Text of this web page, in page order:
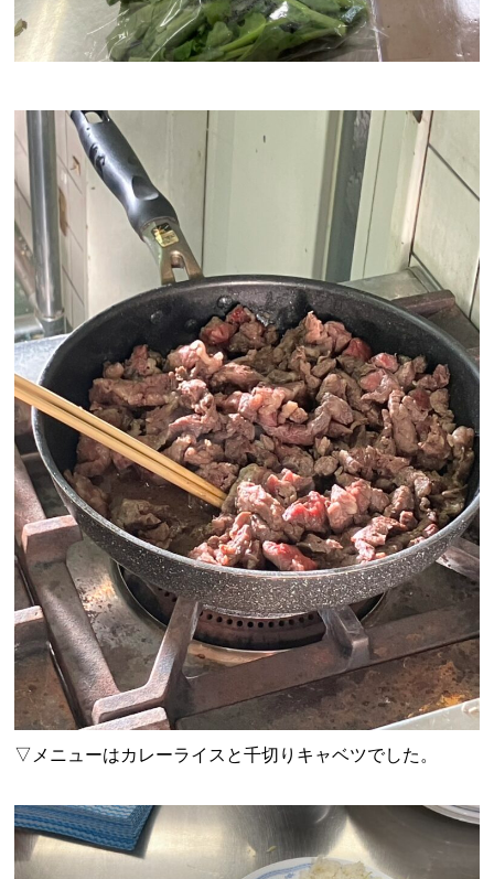
▽メニューはカレーライスと千切りキャベツでした。